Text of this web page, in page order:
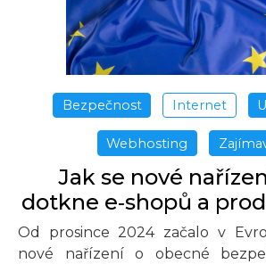
Bezpečnost Internet
Webhosting
Jak se nové
dotkne e‑shopů a
Od prosince 2024 začalo v
nové nařízení o obecné